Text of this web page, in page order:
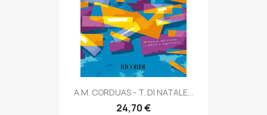
A.M. CORDUAS - T. DI NATALE...
24,70 €